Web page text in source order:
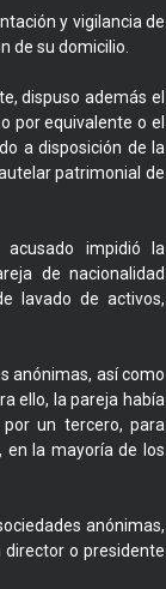
y vigilancia de
de su domicilio.
dispuso además el
por equivalente o el
a disposición de la
patrimonial de
impidió la
de nacionalidad
lavado de activos,
anónimas, así como
ello, la pareja había
un tercero, para
en la mayoría de los
anónimas,
o presidente